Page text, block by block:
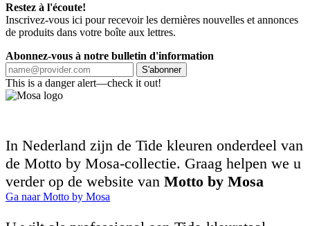
Restez à l'écoute!
Inscrivez-vous ici pour recevoir les dernières nouvelles et annonces
de produits dans votre boîte aux lettres.
Abonnez-vous à notre bulletin d'information
S'abonner
This is a danger alert—check it out!
In Nederland zijn de Tide kleuren onderdeel van
de Motto by Mosa-collectie. Graag helpen we u
verder op de website van Motto by Mosa
Ga naar Motto by Mosa